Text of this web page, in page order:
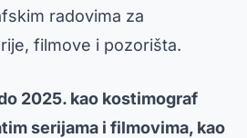
radovima za
filmove i pozorišta.
2025. kao kostimograf
serijama i filmovima, kao